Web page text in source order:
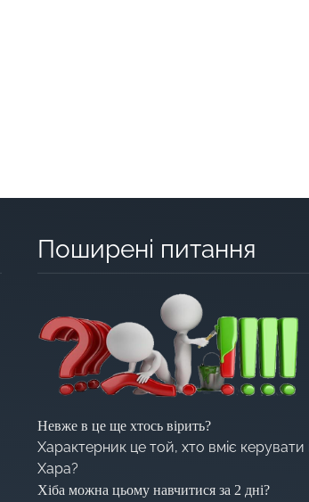
Поширені питання
Невже в це ще хтось вірить?
Характерник це той, хто вміє
Хара?
Хіба можна цьому навчитися за 2 дні?